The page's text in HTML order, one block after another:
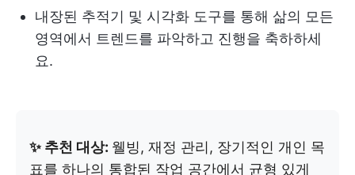
내장된 추적기 및 시각화 도구를 통해 삶의 모든
영역에서 트렌드를 파악하고 진행을 축하하세
요.
✨ 추천 대상: 웰빙, 재정 관리, 장기적인 개인 목
표를 하나의 통합된 작업 공간에서 균형 있게